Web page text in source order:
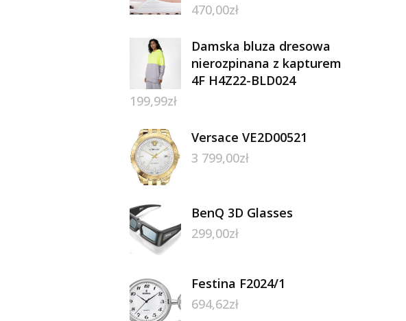
470,00zł
Damska bluza dresowa
nierozpinana z kapturem
4F H4Z22-BLD024
199,99zł
Versace VE2D00521
3 799,00zł
BenQ 3D Glasses
299,00zł
Festina F2024/1
694,62zł